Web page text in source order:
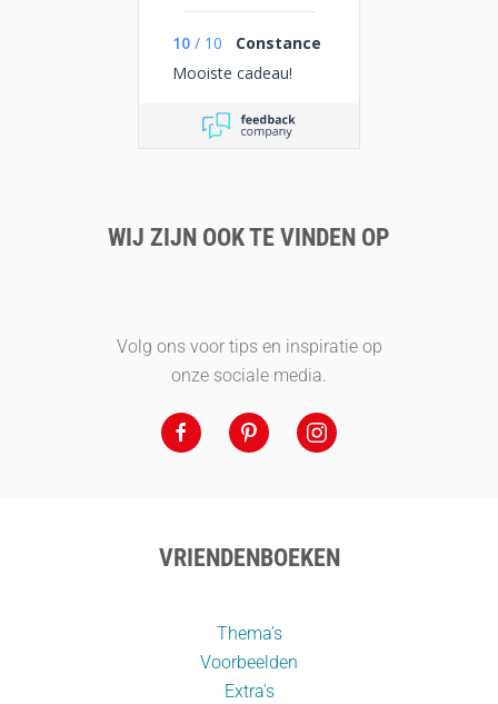
10 / 10
Constance
Mooiste cadeau!
WIJ ZIJN OOK TE VINDEN OP
Volg ons voor tips en inspiratie op
onze sociale media.
VRIENDENBOEKEN
Thema’s
Voorbeelden
Extra's